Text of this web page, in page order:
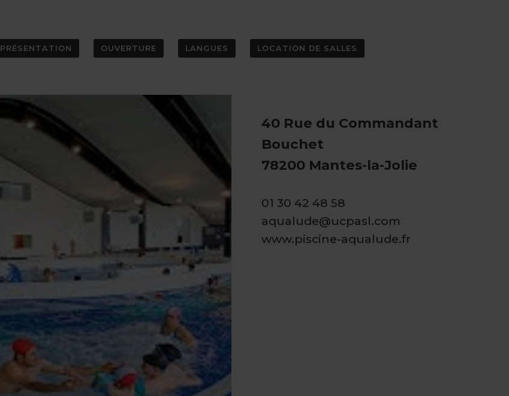
PRÉSENTATION OUVERTURE LANGUES LOCATION DE SALLES
40 Rue du Commandant
Bouchet
78200 Mantes-la-Jolie
01 30 42 48 58
aqualude@ucpasl.com
www.piscine-aqualude.fr